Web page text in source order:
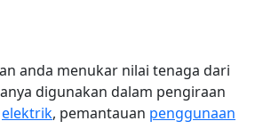
anda menukar nilai tenaga dari
digunakan dalam pengiraan
elektrik, pemantauan penggunaan